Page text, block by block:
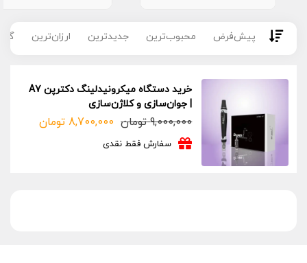
پیش‌فرض محبوب‌ترین جدیدترین ارزان‌ترین
خرید دستگاه میکرونیدلینگ دکترپن A7
| جوان‌سازی و کلاژن‌سازی
9,000,000 تومان
قیمت
اصلی:
8,700,000 تومان
قیمت
فعلی:سفارش فقط نقدی